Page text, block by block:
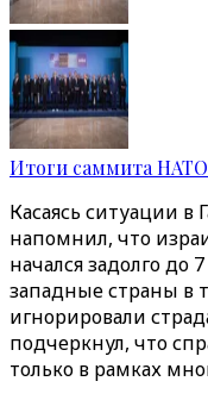
Итоги саммита
Касаясь ситуации в
напомнил, что
начался задолго до
западные страны в
игнорировали
подчеркнул, что
только в рамках